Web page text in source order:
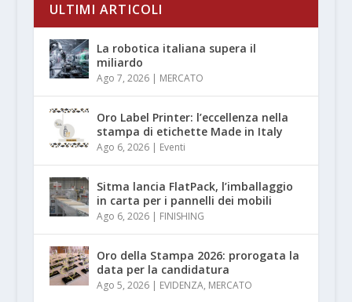
ULTIMI ARTICOLI
La robotica italiana supera il
miliardo
Ago 7, 2026| MERCATO
Oro Label Printer: l’eccellenza nella
stampa di etichette Made in Italy
Ago 6, 2026| Eventi
Sitma lancia FlatPack, l’imballaggio
in carta per i pannelli dei mobili
Ago 6, 2026| FINISHING
Oro della Stampa 2026: prorogata la
data per la candidatura
Ago 5, 2026| EVIDENZA, MERCATO